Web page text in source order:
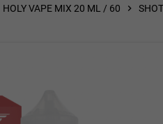
HOLY VAPE MIX 20 ML / 60 chevron_right